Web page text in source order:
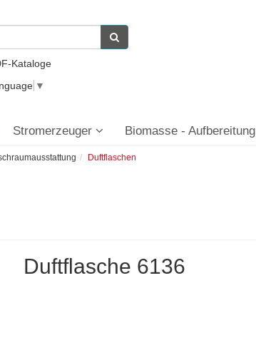
Kataloge
▼
Stromerzeuger Biomasse - Aufbereitung
Duftflaschen
Duftflasche 6136